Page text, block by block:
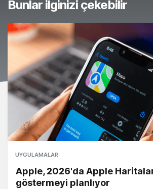
Bunlar ilginizi çekebilir
UYGULAMALAR
Apple, 2026'da Apple
göstermeyi planlıyor